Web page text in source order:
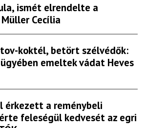
ismét elrendelte a
Cecília
koktél, betört szélvédők:
emeltek vádat Heves
érkezett a reménybeli
feleségül kedvesét az egri